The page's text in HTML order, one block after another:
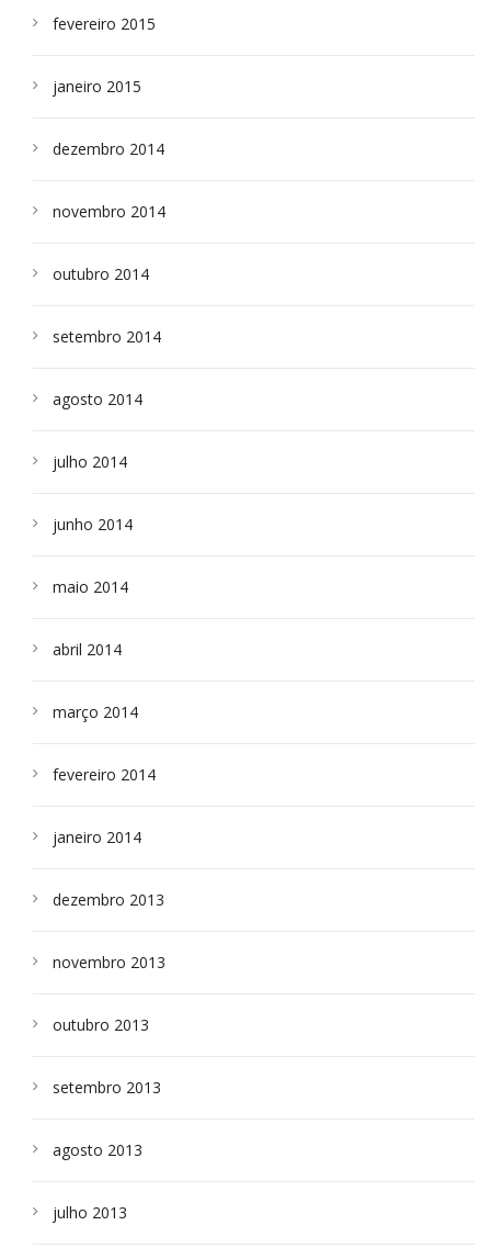
fevereiro 2015
janeiro 2015
dezembro 2014
novembro 2014
outubro 2014
setembro 2014
agosto 2014
julho 2014
junho 2014
maio 2014
abril 2014
março 2014
fevereiro 2014
janeiro 2014
dezembro 2013
novembro 2013
outubro 2013
setembro 2013
agosto 2013
julho 2013